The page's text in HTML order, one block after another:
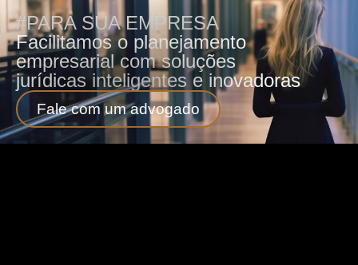
#PARA SUA EMPRESA
Facilitamos o planejamento
empresarial com soluções
jurídicas inteligentes e inovadoras
Fale com um advogado